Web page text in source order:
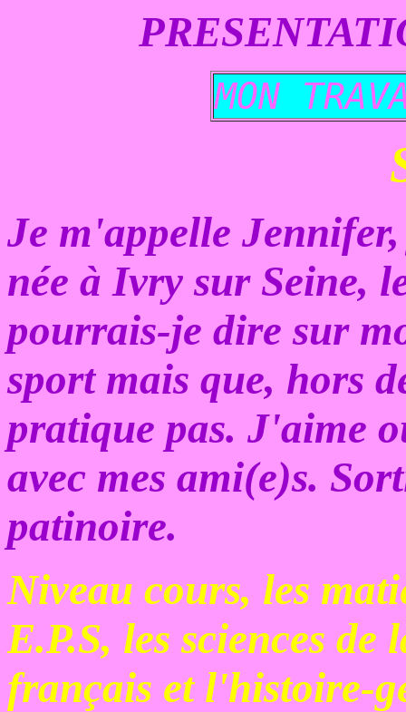
MON
Je m'appelle
née à Ivry sur Seine,
pourrais-je dire sur
sport mais que, hors
pratique pas. J'aime
avec mes ami(e)s.
patinoire.
Niveau cours, les
E.P.S, les sciences
français et l'histoire-